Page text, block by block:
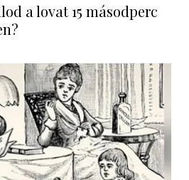
a lovat 15 másodperc